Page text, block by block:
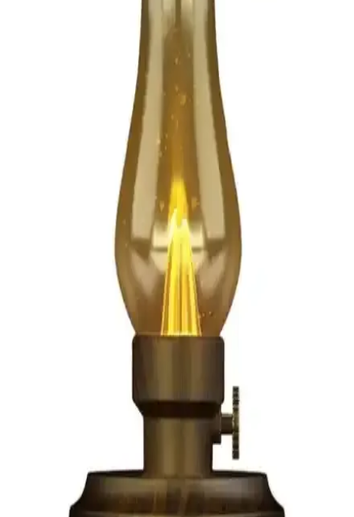
D Vers Sırt Çantaları Karşılaştırması: Elektronik ve
Gelişmiş Taşıma Çözümleri
D vers sırt çantaları, gelişmiş bölmeler ve dayanıklı malzemeleriyle
elektronik cihazlarınızı güvenle taşır, kullanım alanlarına göre çeşitli
Portföy Çantası Modelleri ve Özellikleri: Dayanıklı,
Şık ve Kullanışlı Çanta Seçenekleri
Elektronik ve ev aksesuarları için tasarlanan portföy çantaları,
dayanıklı, şık ve taşınabilir özellikleriyle öne çıkar. Farklı modeller,
düzenli kullanım ve estetik tasarım seçenekleri sunar.
AtariGraph: 1920'ler Steampunk Temalı Taşınabilir
Atari 2600 Modifikasyonu
AtariGraph, 1920'ler steampunk estetiğiyle tasarlanmış taşınabilir
Atari 2600 modifikasyonudur. Dönemin teknolojik unsurlarını
yansıtan cihaz, özgün tasarımı ve işlevselliğiyle dikkat çekiyor.
Elektronik ve Giyilebilir Teknolojiler İçin Kullanıcı
Elektronik ve giyilebilir teknolojilerde kullanıcı dostu, dayanıklı ve
ergonomik çantalar, cihazlarınızı güvenli ve pratik şekilde taşımanıza
olanak tanır. Çeşitli modeller ve özellikler hakkında bilgi edinin.
Resolut Bluetooth Hoparlör: Yüksek Ses Kalitesi ve
Renkli Işık Efektleriyle Partilere Renk Katın
Resolut Bluetooth Hoparlör, yüksek ses kalitesi ve renkli ışık